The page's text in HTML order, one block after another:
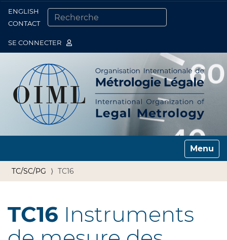
ENGLISH
CONTACT
SE CONNECTER
Toggle
TC/SC/PG TC16
TC16 Instruments